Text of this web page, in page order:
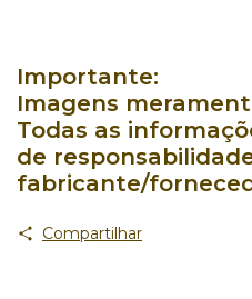
Importante:
Imagens
Todas as
de
fabricante/
Compartilhar